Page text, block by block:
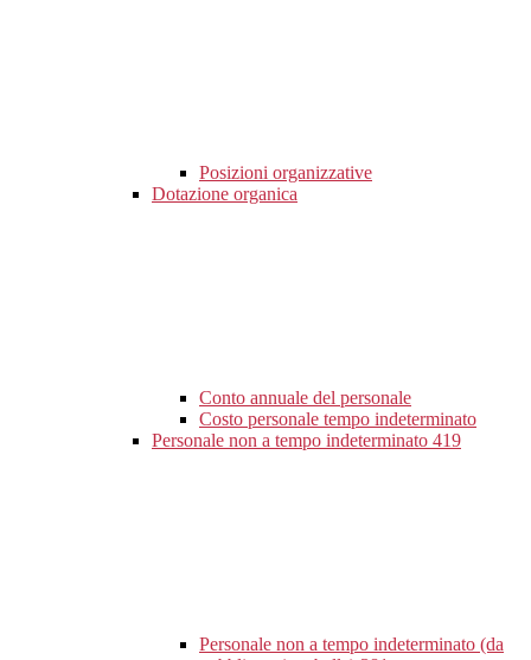
Posizioni organizzative
Dotazione organica
Conto annuale del personale
Costo personale tempo indeterminato
Personale non a tempo indeterminato 419
Personale non a tempo indeterminato (da